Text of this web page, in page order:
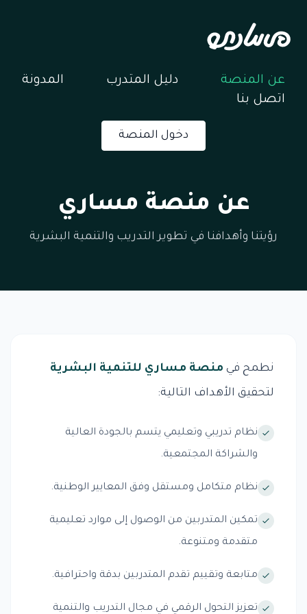
عن المنصة دليل المتدرب
المدونة
اتصل بنا
دخول المنصة
عن منصة مساري
رؤيتنا وأهدافنا في تطوير التدريب والتنمية البشرية
نطمح في منصة مساري للتنمية البشرية
لتحقيق الأهداف التالية:
نظام تدريبي وتعليمي يتسم بالجودة العالية
والشراكة المجتمعية.
نظام متكامل ومستقل وفق المعايير الوطنية.
تمكين المتدربين من الوصول إلى موارد تعليمية
متقدمة ومتنوعة.
متابعة وتقييم تقدم المتدربين بدقة واحترافية.
تعزيز التحول الرقمي في مجال التدريب والتنمية